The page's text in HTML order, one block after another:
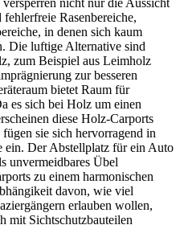
nicht nur die Aussicht
Rasenbereiche,
in denen sich kaum
Die luftige Alternative sind
zum Beispiel aus Leimholz
zur besseren
bietet Raum für
es sich bei Holz um einen
diese Holz-Carports
sie sich hervorragend in
ein. Der Abstellplatz für ein Auto
unvermeidbares Übel
zu einem harmonischen
davon, wie viel
erlauben wollen,
mit Sichtschutzbauteilen